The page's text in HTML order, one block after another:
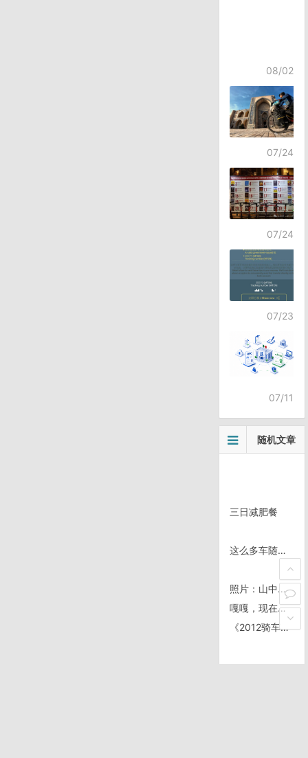
08/02
07/24
07/24
07/23
07/11
随机文章
三日减肥餐
这么多车随便挑
照片：山中小屋
嘎嘎，现在在天津，明天出发去上海
《2012骑车出发》计划路线